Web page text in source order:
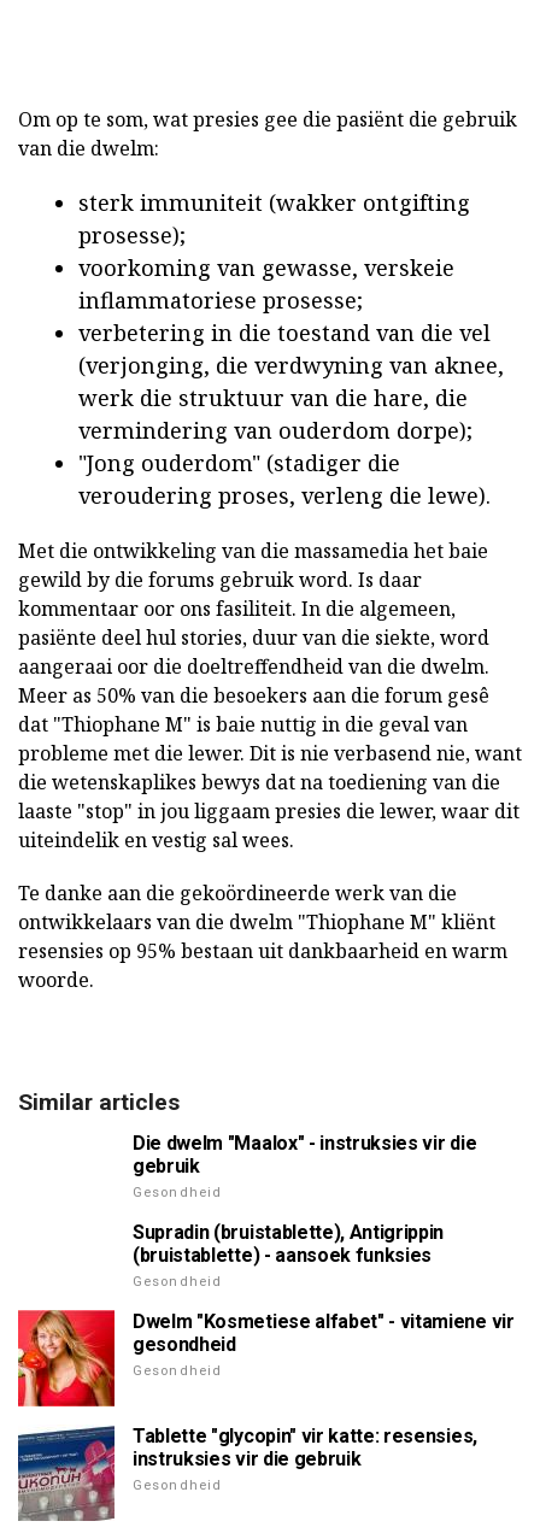
Om op te som, wat presies gee die pasiënt die gebruik
van die dwelm:
sterk immuniteit (wakker ontgifting
prosesse);
voorkoming van gewasse, verskeie
inflammatoriese prosesse;
verbetering in die toestand van die vel
(verjonging, die verdwyning van aknee,
werk die struktuur van die hare, die
vermindering van ouderdom dorpe);
"Jong ouderdom" (stadiger die
veroudering proses, verleng die lewe).
Met die ontwikkeling van die massamedia het baie
gewild by die forums gebruik word. Is daar
kommentaar oor ons fasiliteit. In die algemeen,
pasiënte deel hul stories, duur van die siekte, word
aangeraai oor die doeltreffendheid van die dwelm.
Meer as 50% van die besoekers aan die forum gesê
dat "Thiophane M" is baie nuttig in die geval van
probleme met die lewer. Dit is nie verbasend nie, want
die wetenskaplikes bewys dat na toediening van die
laaste "stop" in jou liggaam presies die lewer, waar dit
uiteindelik en vestig sal wees.
Te danke aan die gekoördineerde werk van die
ontwikkelaars van die dwelm "Thiophane M" kliënt
resensies op 95% bestaan uit dankbaarheid en warm
woorde.
Similar articles
Die dwelm "Maalox" - instruksies vir die
gebruik
Gesondheid
Supradin (bruistablette), Antigrippin
(bruistablette) - aansoek funksies
Gesondheid
Dwelm "Kosmetiese alfabet" - vitamiene vir
gesondheid
Gesondheid
Tablette "glycopin" vir katte: resensies,
instruksies vir die gebruik
Gesondheid